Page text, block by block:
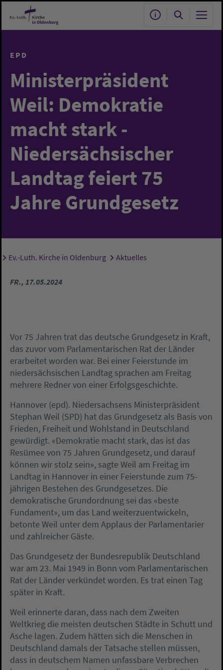
Zum Hauptinhalt springen
EPD
Ministerpräsident
Weil: Demokratie
macht stark -
Niedersächsischer
Landtag feiert 75
Jahre Grundgesetz
Sie sind hier:
Ev.-Luth. Kirche in Oldenburg Aktuelles
FR., 17.05.2024
Vor 75 Jahren trat das deutsche Grundgesetz in Kraft,
das zuvor vom Parlamentarischen Rat der Länder
erarbeitet worden war. Bei einer Feierstunde im
niedersächsischen Landtag sprachen am Freitag
mehrere Redner von einer Erfolgsgeschichte.
Hannover (epd). Niedersachsens Ministerpräsident
Stephan Weil (SPD) hat das Grundgesetz als Basis von
Frieden, Freiheit und Wohlstand in Deutschland
gewürdigt. «Demokratie macht stark, das ist das
Resümee von 75 Jahren Grundgesetz, und darauf
können wir stolz sein», sagte Weil am Freitag im
Landtag in Hannover in einer Feierstunde zum 75-
jährigen Bestehen des Grundgesetzes. Die
demokratische Grundordnung sei das «beste
Fundament», um das Land weiterzuentwickeln,
betonte Weil unter dem Applaus der Parlamentarier
und zahlreicher Gäste.
Das Grundgesetz der Bundesrepublik Deutschland
war am 23. Mai 1949 in Bonn vom Parlamentarischen
Rat der Länder verkündet worden. Es trat einen Tag
später in Kraft.
Weil erinnerte daran, dass nach dem Zweiten
Weltkrieg die meisten deutschen Städte in Schutt und
Asche lagen. Zudem hätten sich die Menschen in
Deutschland damals der Tatsache stellen müssen,
dass in deutschem Namen unfassbare Verbrechen